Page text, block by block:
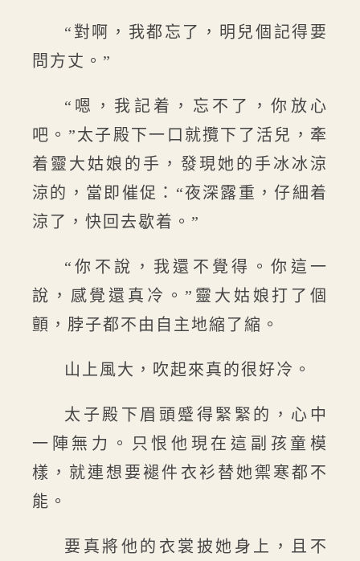
“對啊，我都忘了，明兒個記得要
問方丈。”
“嗯，我記着，忘不了，你放心
吧。”太子殿下一口就攬下了活兒，牽
着靈大姑娘的手，發現她的手冰冰涼
涼的，當即催促：“夜深露重，仔細着
涼了，快回去歇着。”
“你不說，我還不覺得。你這一
說，感覺還真冷。”靈大姑娘打了個
顫，脖子都不由自主地縮了縮。
山上風大，吹起來真的很好冷。
太子殿下眉頭蹙得緊緊的，心中
一陣無力。只恨他現在這副孩童模
樣，就連想要褪件衣衫替她禦寒都不
能。
要真將他的衣裳披她身上，且不